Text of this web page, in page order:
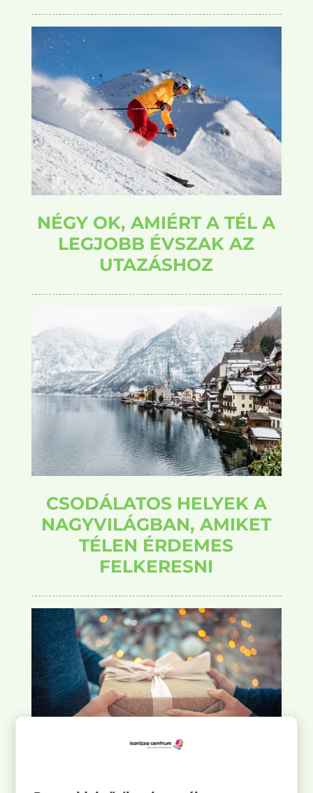
NÉGY OK, AMIÉRT A TÉL A
LEGJOBB ÉVSZAK AZ
UTAZÁSHOZ
CSODÁLATOS HELYEK A
NAGYVILÁGBAN, AMIKET
TÉLEN ÉRDEMES
FELKERESNI